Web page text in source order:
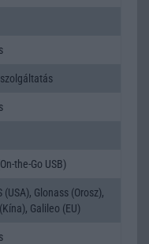
the-Go USB)
(USA), Glonass (Orosz),
Galileo (EU)